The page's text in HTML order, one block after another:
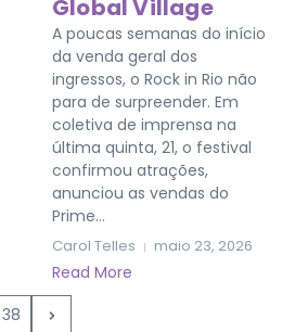
Global Village
A poucas semanas do início
da venda geral dos
ingressos, o Rock in Rio não
para de surpreender. Em
coletiva de imprensa na
última quinta, 21, o festival
confirmou atrações,
anunciou as vendas do
Prime...
Carol Telles maio 23, 2026
Read More
38